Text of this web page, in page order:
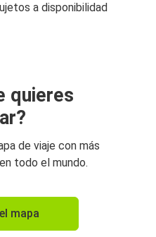
a disponibilidad
quieres
de viaje con más
todo el mundo.
mapa